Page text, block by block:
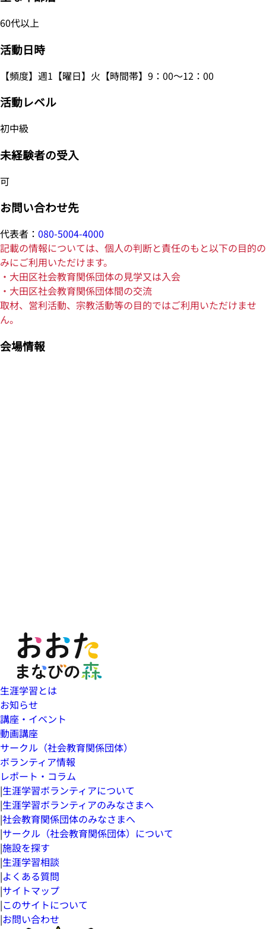
60代以上
活動日時
【頻度】週1【曜日】火【時間帯】9：00～12：00
活動レベル
初中級
未経験者の受入
可
お問い合わせ先
代表者： 080-5004-4000
記載の情報については、個人の判断と責任のもと以下の目的の
みにご利用いただけます。
・大田区社会教育関係団体の見学又は入会
・大田区社会教育関係団体間の交流
取材、営利活動、宗教活動等の目的ではご利用いただけませ
ん。
会場情報
生涯学習とは
お知らせ
講座・イベント
動画講座
サークル（社会教育関係団体）
ボランティア情報
レポート・コラム
|生涯学習ボランティアについて
|生涯学習ボランティアのみなさまへ
|社会教育関係団体のみなさまへ
|サークル（社会教育関係団体）について
|施設を探す
|生涯学習相談
|よくある質問
|サイトマップ
|このサイトについて
|お問い合わせ